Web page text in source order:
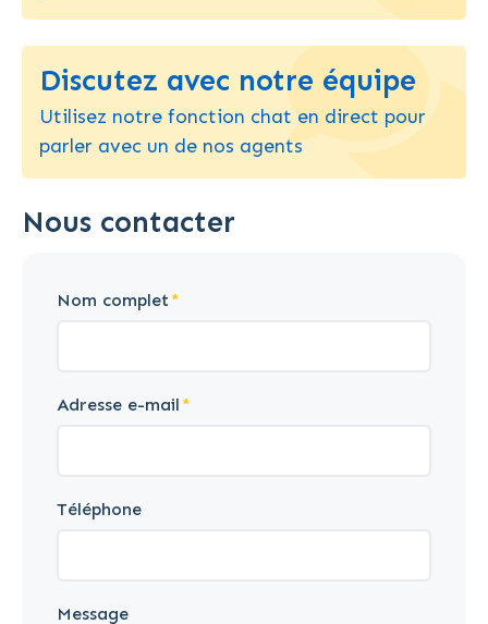
Discutez avec notre équipe
Utilisez notre fonction chat en direct pour
parler avec un de nos agents
Nous contacter
Nom complet
Adresse e-mail
Téléphone
Message